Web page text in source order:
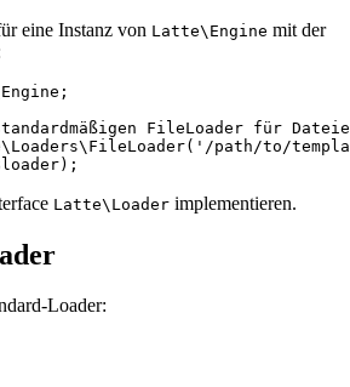
eine Instanz von Latte\Engine mit der
FileLoader für
path/to/
Latte\Loader implementieren.
Loader: